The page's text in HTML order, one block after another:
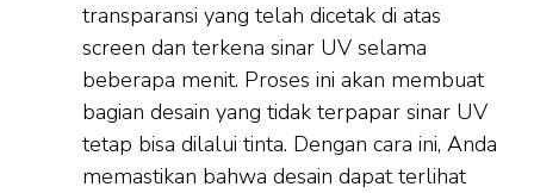
transparansi yang telah dicetak di atas
screen dan terkena sinar UV selama
beberapa menit. Proses ini akan membuat
bagian desain yang tidak terpapar sinar UV
tetap bisa dilalui tinta. Dengan cara ini, Anda
memastikan bahwa desain dapat terlihat